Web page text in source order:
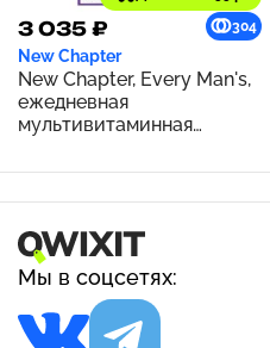
3 035 ₽ 304
New Chapter
New Chapter, Every Man's,
ежедневная
мультивитаминная
вегетарианских таблеток
Мы в соцсетях: